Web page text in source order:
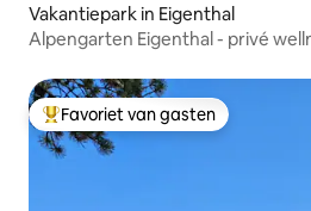
Vakantiepark in Eigenthal
Alpengarten Eigenthal - privé
Topfavoriet van gasten
Favoriet van gasten